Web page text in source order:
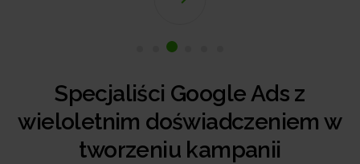
Specjaliści Google Ads z
wieloletnim doświadczeniem w
tworzeniu kampanii